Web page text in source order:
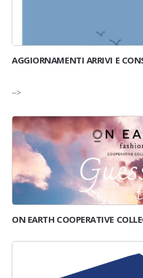
AGGIORNAMENTI ARRIVI E
-->
ON EARTH COOPERATIVE